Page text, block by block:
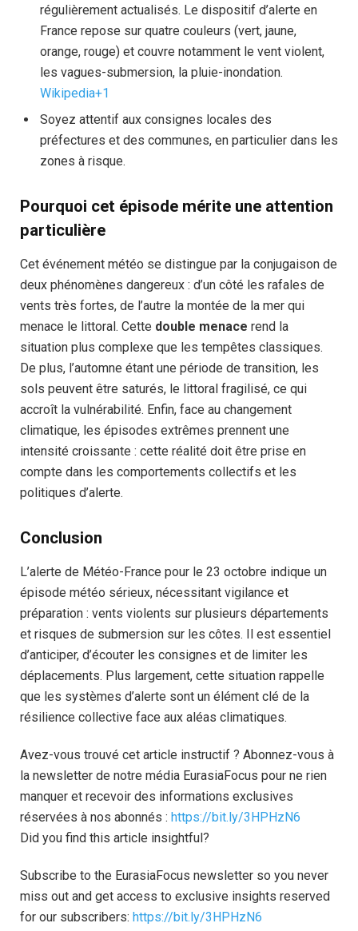
régulièrement actualisés. Le dispositif d’alerte en
France repose sur quatre couleurs (vert, jaune,
orange, rouge) et couvre notamment le vent violent,
les vagues-submersion, la pluie-inondation.
Wikipedia+1
Soyez attentif aux consignes locales des
préfectures et des communes, en particulier dans les
zones à risque.
Pourquoi cet épisode mérite une attention
particulière
Cet événement météo se distingue par la conjugaison de
deux phénomènes dangereux : d’un côté les rafales de
vents très fortes, de l’autre la montée de la mer qui
menace le littoral. Cette double menace rend la
situation plus complexe que les tempêtes classiques.
De plus, l’automne étant une période de transition, les
sols peuvent être saturés, le littoral fragilisé, ce qui
accroît la vulnérabilité. Enfin, face au changement
climatique, les épisodes extrêmes prennent une
intensité croissante : cette réalité doit être prise en
compte dans les comportements collectifs et les
politiques d’alerte.
Conclusion
L’alerte de Météo-France pour le 23 octobre indique un
épisode météo sérieux, nécessitant vigilance et
préparation : vents violents sur plusieurs départements
et risques de submersion sur les côtes. Il est essentiel
d’anticiper, d’écouter les consignes et de limiter les
déplacements. Plus largement, cette situation rappelle
que les systèmes d’alerte sont un élément clé de la
résilience collective face aux aléas climatiques.
Avez-vous trouvé cet article instructif ? Abonnez-vous à
la newsletter de notre média EurasiaFocus pour ne rien
manquer et recevoir des informations exclusives
réservées à nos abonnés : https://bit.ly/3HPHzN6
Did you find this article insightful?
Subscribe to the EurasiaFocus newsletter so you never
miss out and get access to exclusive insights reserved
for our subscribers: https://bit.ly/3HPHzN6